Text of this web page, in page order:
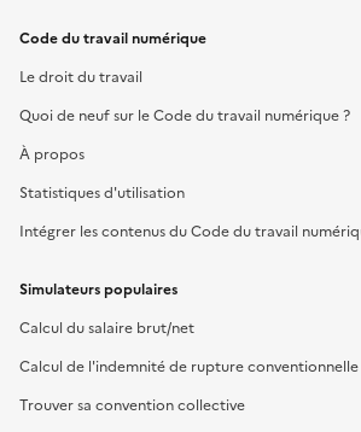
Code du travail numérique
Le droit du travail
Quoi de neuf sur le Code du travail numérique ?
À propos
Statistiques d'utilisation
Intégrer les contenus du Code du travail
Simulateurs populaires
Calcul du salaire brut/net
Calcul de l'indemnité de rupture conventionnelle
Trouver sa convention collective